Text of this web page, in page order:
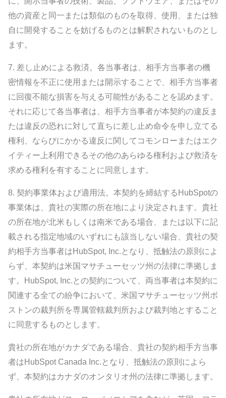
他の資産と同一または類似のものを取得、使用、または独
自に開発することを妨げるものとは解釈されないものとし
ます。
7. 差し止めによる救済。 各当事者は、相手方当事者の機
密情報を不正に使用または開示することで、相手方当事者
に回復不能な損害を与える可能性があることを認めます。
それに応じて各当事者は、相手方当事者が本契約の違反ま
たは違反の恐れに対して直ちに差し止め命令を申し立てる
権利、ならびにかかる違反に関してコモンローまたはエク
イティー上利用できるその他のあらゆる権利および救済を
求める権利を有することに同意します。
8. 契約事業体および適用法。 本契約を締結するHubSpotの
事業体は、貴社の実際の所在地により決定されます。貴社
の所在地が北米もしくは南米である場合、または以下に記
載される指定地域のいずれにも該当しない場合、貴社の契
約相手方当事者はHubSpot, Inc.となり、抵触法の原則によ
らず、本契約は米国マサチューセッツ州の法律に準拠しま
す。HubSpot, Inc.との契約について、両当事者は本契約に
関連する全ての紛争において、米国マサチューセッツ州ボ
ストンの裁判所を専属管轄裁判所および裁判地とすること
に同意するものとします。
貴社の所在地がカナダである場合、貴社の契約相手方当事
者はHubSpot Canada Inc.となり、抵触法の原則によら
ず、本契約はカナダのオンタリオ州の法律に準拠します。